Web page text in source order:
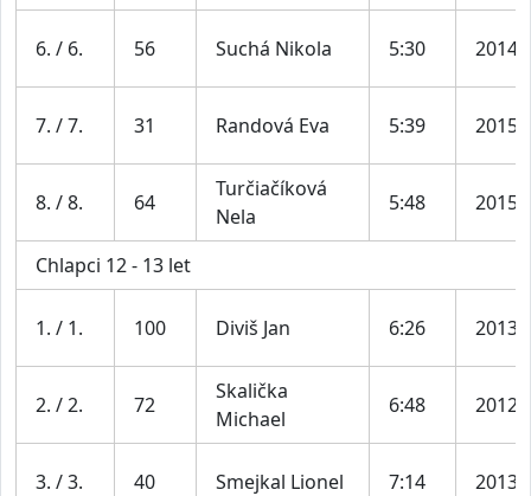
6. / 6. 56 Suchá Nikola 5:30 2014
7. / 7. 31 Randová Eva 5:39 2015
8. / 8. 64
Turčiačíková
Nela
5:48 2015
Chlapci 12 - 13 let
1. / 1. 100 Diviš Jan 6:26 2013
2. / 2. 72
Skalička
Michael
6:48 2012
3. / 3. 40 Smejkal Lionel 7:14 2013